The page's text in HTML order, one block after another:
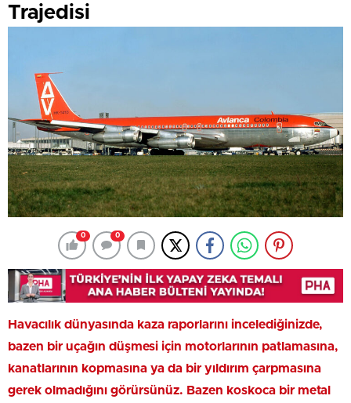
Trajedisi
0 0
Havacılık dünyasında kaza raporlarını incelediğinizde,
bazen bir uçağın düşmesi için motorlarının patlamasına,
kanatlarının kopmasına ya da bir yıldırım çarpmasına
gerek olmadığını görürsünüz. Bazen koskoca bir metal